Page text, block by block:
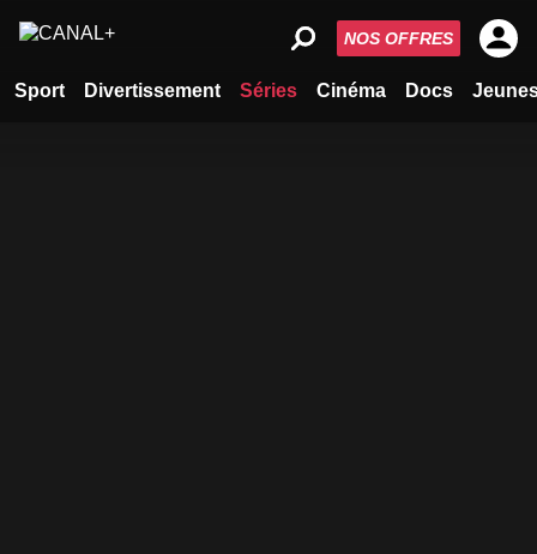
Sport Divertissement Séries Cinéma Docs
NOS OFFRES